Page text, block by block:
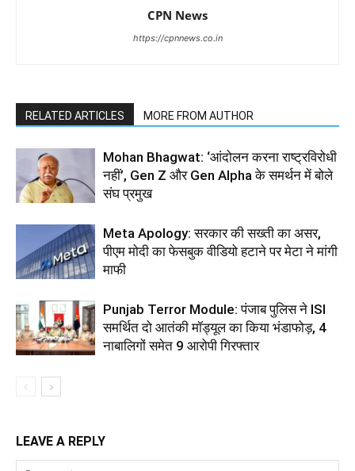
CPN News
https://cpnnews.co.in
RELATED ARTICLES MORE FROM AUTHOR
Mohan Bhagwat: ‘आंदोलन करना राष्ट्रविरोधी
नहीं’, Gen Z और Gen Alpha के समर्थन में बोले
संघ प्रमुख
Meta Apology: सरकार की सख्ती का असर,
पीएम मोदी का फेसबुक वीडियो हटाने पर मेटा ने मांगी
माफी
Punjab Terror Module: पंजाब पुलिस ने ISI
समर्थित दो आतंकी मॉड्यूल का किया भंडाफोड़, 4
नाबालिगों समेत 9 आरोपी गिरफ्तार
LEAVE A REPLY